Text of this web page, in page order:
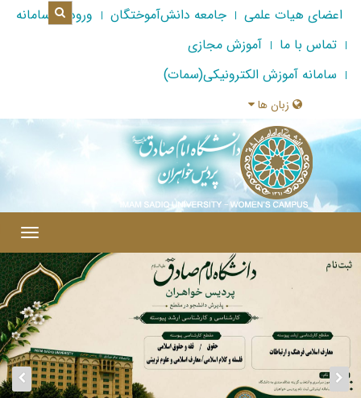
اعضای هیات علمی جامعه دانش‌آموختگان
ورود به سامانه
تماس با ما
آموزش مجازی
سامانه آموزش الکترونیکی(سمات)
زبان ها